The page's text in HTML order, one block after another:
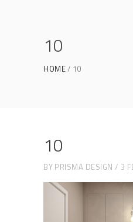
10
HOME 10
10
BY PRISMA DESIGN 3